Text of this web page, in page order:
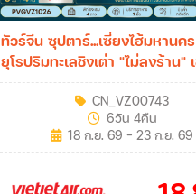
ทัวร์จีน ซุปตาร์...เซี่ยงไฮ้มหานค
ยุโรปริมทะเลชิงเต่า "ไม่ลงร้าน"
เซี่ยงไฮ้ ออกชิงเต่า 6วัน 4คื
CN_VZ00743
6วัน 4คืน
18 ก.ย. 69 - 23 ก.ย. 69